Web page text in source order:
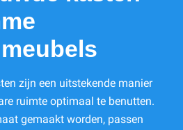
zijn een uitstekende manier
ruimte optimaal te benutten.
gemaakt worden, passen